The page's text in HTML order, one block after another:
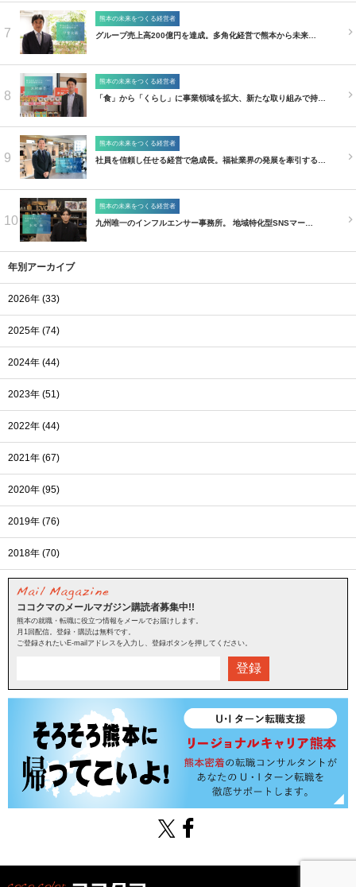
7
熊本の未来をつくる経営者
グループ売上高200億円を達成。多角化経営で熊本から未来…
8
熊本の未来をつくる経営者
「食」から「くらし」に事業領域を拡大、新たな取り組みで持…
9
熊本の未来をつくる経営者
社員を信頼し任せる経営で急成長。福祉業界の発展を牽引する…
10
熊本の未来をつくる経営者
九州唯一のインフルエンサー事務所。 地域特化型SNSマー…
年別アーカイブ
2026年 (33)
2025年 (74)
2024年 (44)
2023年 (51)
2022年 (44)
2021年 (67)
2020年 (95)
2019年 (76)
2018年 (70)
ココクマのメールマガジン購読者募集中!!
熊本の就職・転職に役立つ情報をメールでお届けします。
月1回配信。登録・購読は無料です。
ご登録されたいE-mailアドレスを入力し、登録ボタンを押してください。
登録